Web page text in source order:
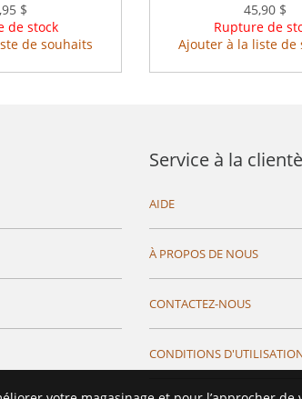
$
de stock
de souhaits
45,90 $
Rupture de
Ajouter à la liste de
Service à la
AIDE
À PROPOS DE NOUS
CONTACTEZ-NOUS
CONDITIONS